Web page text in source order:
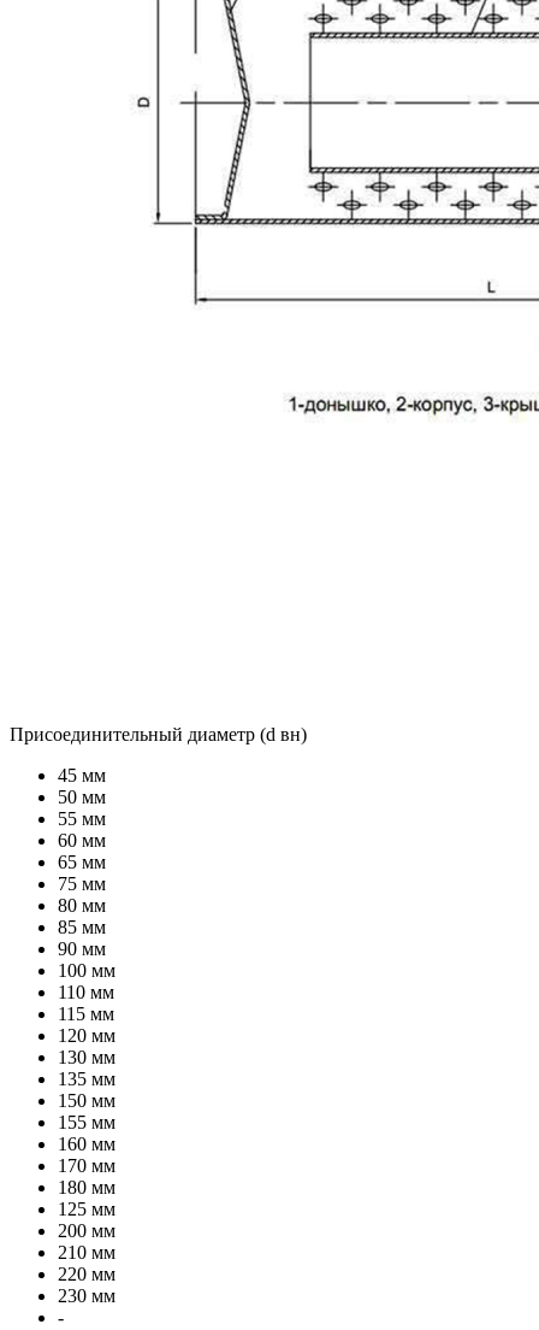
Присоединительный диаметр (d вн)
45 мм
50 мм
55 мм
60 мм
65 мм
75 мм
80 мм
85 мм
90 мм
100 мм
110 мм
115 мм
120 мм
130 мм
135 мм
150 мм
155 мм
160 мм
170 мм
180 мм
125 мм
200 мм
210 мм
220 мм
230 мм
-